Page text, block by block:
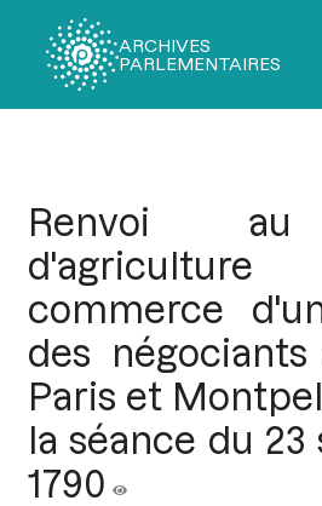
ARCHIVES
PARLEMENTAIRES
Renvoi
commerce
des négociants
Paris et
la séance du
1790